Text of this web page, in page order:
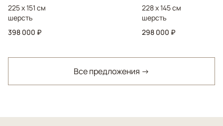
225 x 151 см
шерсть
398 000 ₽
228 x 145 см
шерсть
298 000 ₽
Все предложения →